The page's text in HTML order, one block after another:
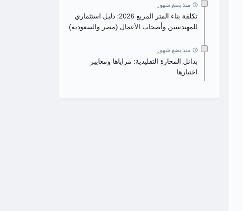
منذ بضع شهور
تكلفة بناء المتر المربع 2026: دليل استثماري
للمهندسين وأصحاب الأعمال (مصر والسعودية)
منذ بضع شهور
بدائل المحارة التقليدية: مزاياها ومعايير
اختيارها